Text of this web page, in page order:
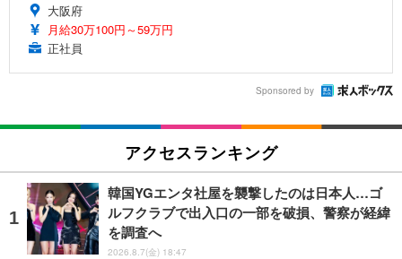
大阪府
月給30万100円～59万円
正社員
Sponsored by
アクセスランキング
韓国YGエンタ社屋を襲撃したのは日本人…ゴ
ルフクラブで出入口の一部を破損、警察が経緯
を調査へ
2026.8.7(金) 18:47